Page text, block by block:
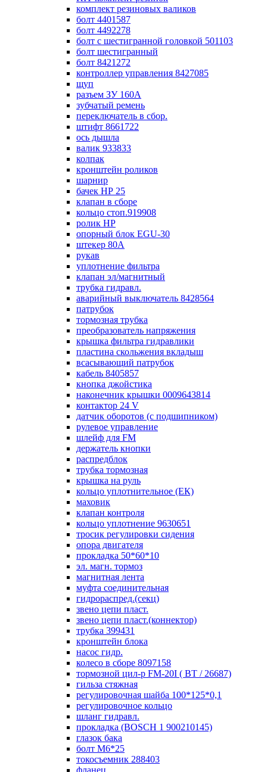
комплект резиновых валиков
болт 4401587
болт 4492278
болт с шестигранной головкой 501103
болт шестигранный
болт 8421272
контроллер управления 8427085
щуп
разъем ЗУ 160А
зубчатый ремень
переключатель в сбор.
штифт 8661722
ось дышла
валик 933833
колпак
кронштейн роликов
шарнир
бачек НР 25
клапан в сборе
кольцо стоп.919908
ролик НР
опорный блок EGU-30
штекер 80А
рукав
уплотнение фильтра
клапан эл/магнитный
трубка гидравл.
аварийный выключатель 8428564
патрубок
тормозная трубка
преобразователь напряжения
крышка фильтра гидравлики
пластина скольжения вкладыш
всасывающий патрубок
кабель 8405857
кнопка джойстика
наконечник крышки 0009643814
контактор 24 V
датчик оборотов (с подшипником)
рулевое управление
шлейф для FM
держатель кнопки
распредблок
трубка тормозная
крышка на руль
кольцо уплотнительное (ЕК)
маховик
клапан контроля
кольцо уплотнение 9630651
тросик регулировки сидения
опора двигателя
прокладка 50*60*10
эл. магн. тормоз
магнитная лента
муфта соединительная
гидрораспред.(секц)
звено цепи пласт.
звено цепи пласт.(коннектор)
трубка 399431
кронштейн блока
насос гидр.
колесо в сборе 8097158
тормозной цил-р FM-20I ( ВТ / 26687)
гильза стяжная
регулировочная шайба 100*125*0,1
регулировочное кольцо
шланг гидравл.
прокладка (BOSCH 1 900210145)
глазок бака
болт М6*25
токосъемник 288403
фланец